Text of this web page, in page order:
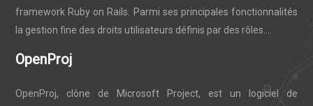
framework Ruby on Rails. Parmi ses principales fonctionnalités
la gestion fine des droits utilisateurs définis par des rôles....
OpenProj
OpenProj, clône de Microsoft Project, est un logiciel de